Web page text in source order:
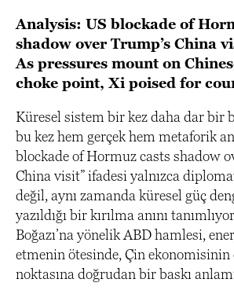
Analysis: US blockade of
shadow over Trump’s China
As pressures mount on
choke point, Xi poised for
Küresel sistem bir kez daha dar bir
bu kez hem gerçek hem metaforik
blockade of Hormuz casts shadow
China visit” ifadesi yalnızca
değil, aynı zamanda küresel güç
yazıldığı bir kırılma anını
Boğazı’na yönelik ABD hamlesi,
etmenin ötesinde, Çin ekonomisinin
noktasına doğrudan bir baskı